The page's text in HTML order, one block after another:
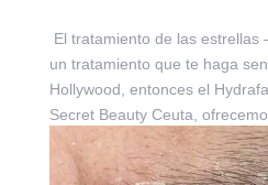
El tratamiento de las estrellas
un tratamiento que te haga
Hollywood, entonces el
Secret Beauty Ceuta,
estrella que está arrasando